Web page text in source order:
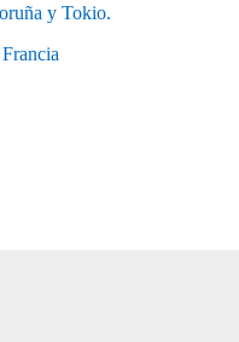
y Tokio.